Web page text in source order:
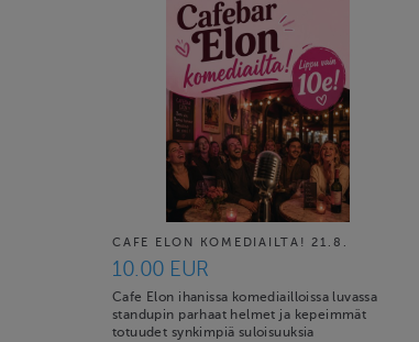
CAFE ELON KOMEDIAILTA! 21.8.
10.00 EUR
Cafe Elon ihanissa komediailloissa luvassa
standupin parhaat helmet ja kepeimmät
totuudet synkimpiä suloisuuksia